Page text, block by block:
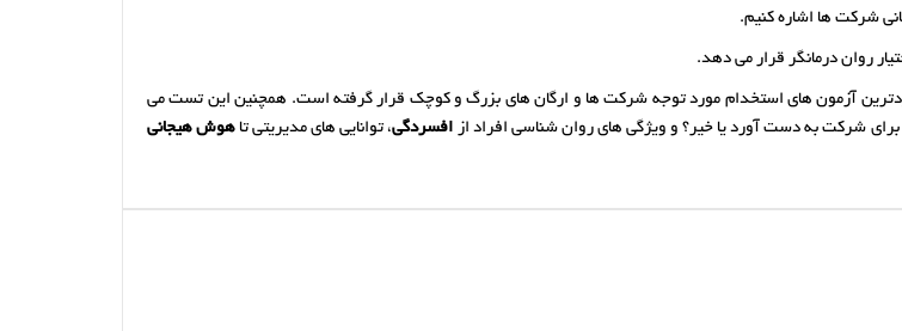
شرکت ها اشاره کنیم.
روان درمانگر قرار می دهد.
آزمون های استخدام مورد توجه شرکت ها و ارگان های بزرگ و کوچک قرار گرفته است. همچنین این تست می
برای شرکت به دست آورد یا خیر؟ و ویژگی های روان شناسی افراد از افسردگی، توانایی های مدیریتی تا هوش هیجانی